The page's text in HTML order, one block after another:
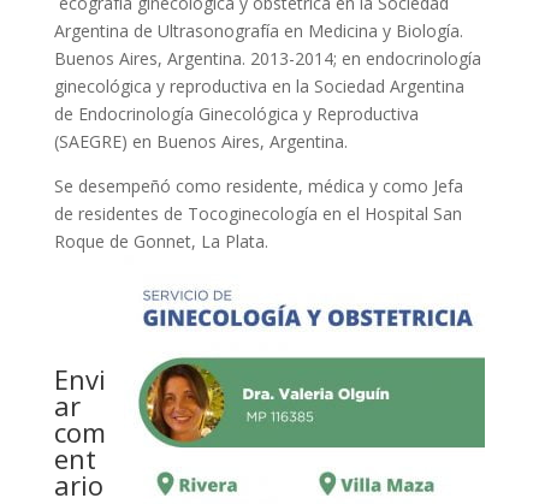
Argentina de Ultrasonografía en Medicina y Biología.
Buenos Aires, Argentina. 2013-2014; en endocrinología
ginecológica y reproductiva en la Sociedad Argentina
de Endocrinología Ginecológica y Reproductiva
(SAEGRE) en Buenos Aires, Argentina.
Se desempeñó como residente, médica y como Jefa
de residentes de Tocoginecología en el Hospital San
Roque de Gonnet, La Plata.
Envi
ar
com
ent
ario